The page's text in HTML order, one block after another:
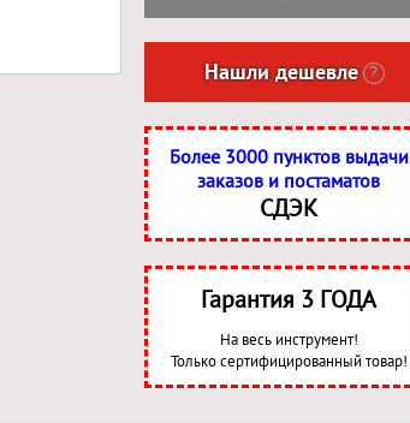
Нашли дешевле ?
Более 3000 пунктов выдачи
заказов и постаматов
СДЭК
Гарантия 3 ГОДА
На весь инструмент!
Только сертифицированный товар!